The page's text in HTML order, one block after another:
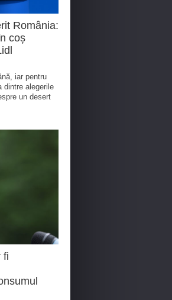
România:
coș
iar pentru
dintre alegerile
un desert
fi